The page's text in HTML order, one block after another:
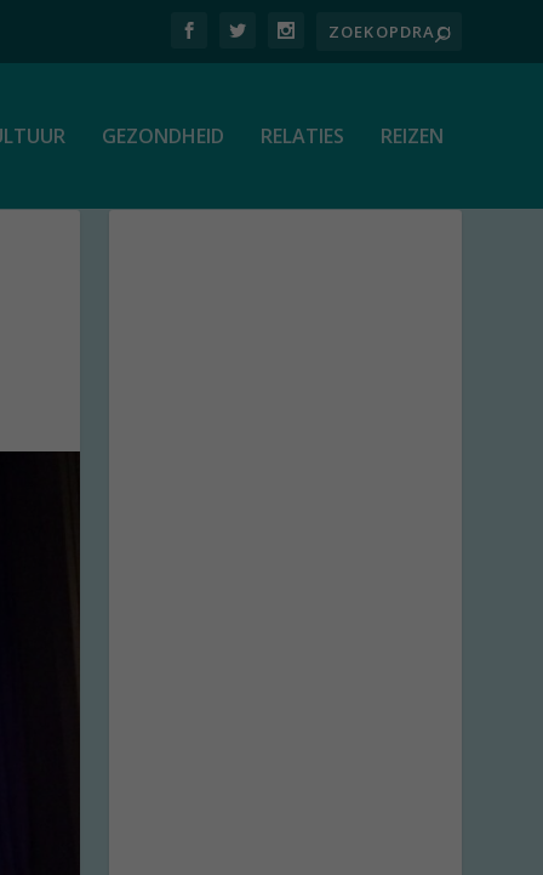
GEZONDHEID RELATIES REIZEN